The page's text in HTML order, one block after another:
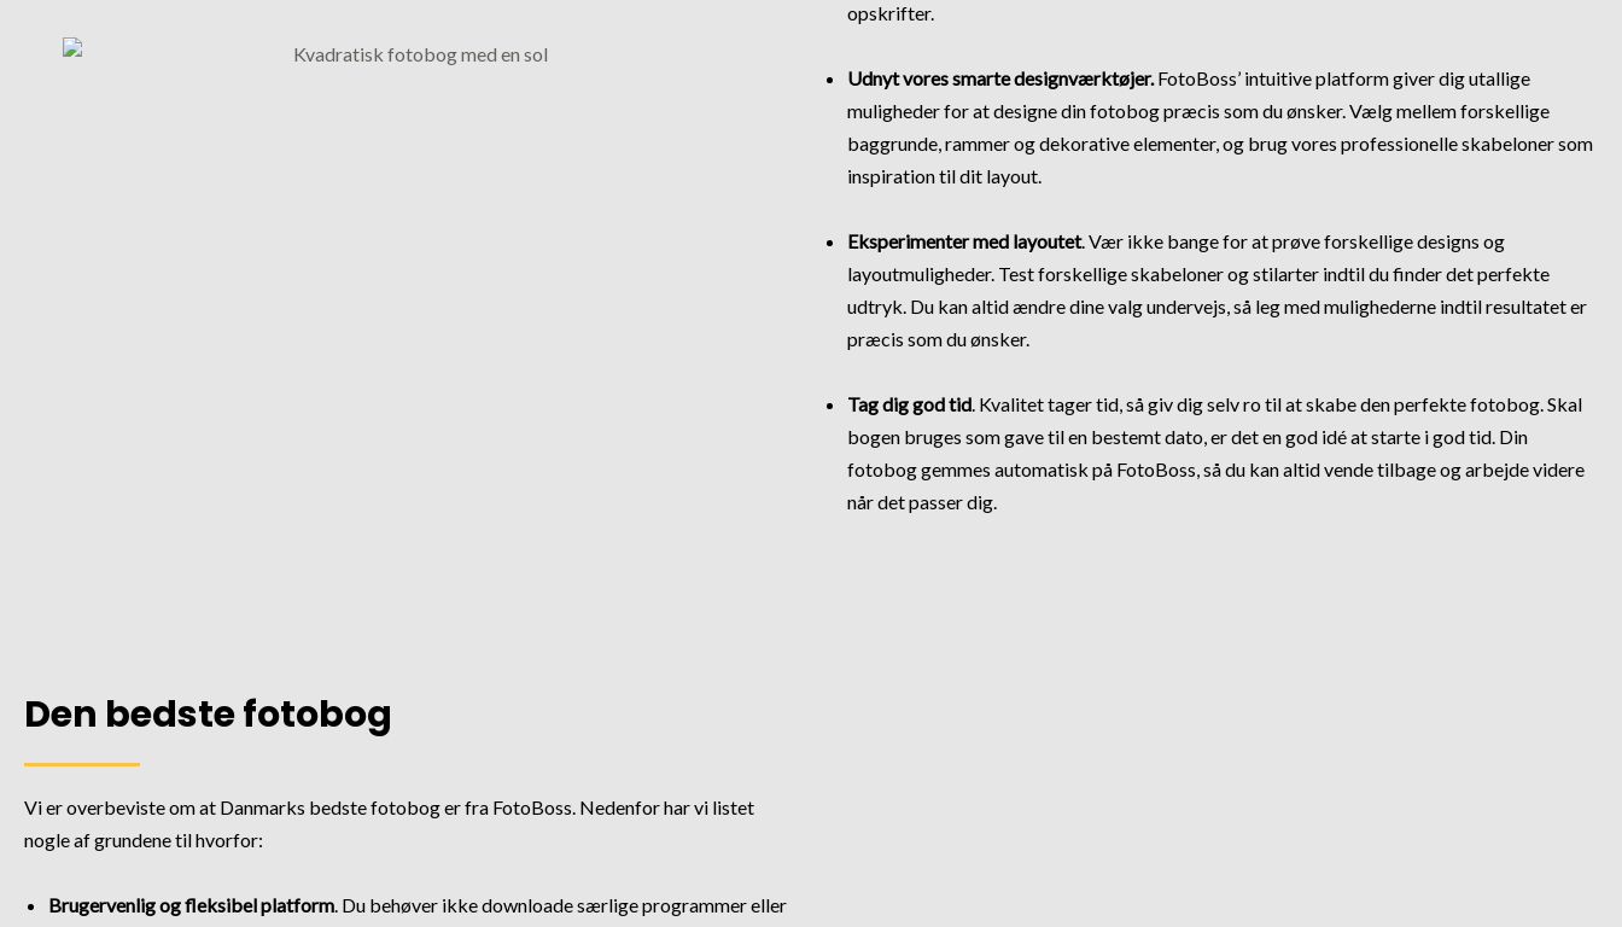
opskrifter.
Udnyt vores smarte designværktøjer.FotoBoss’ intuitive platform giver dig utallige
muligheder for at designe din fotobog præcis som du ønsker. Vælg mellem forskellige
baggrunde, rammer og dekorative elementer, og brug vores professionelle skabeloner som
inspiration til dit layout.
Eksperimenter med layoutet. Vær ikke bange for at prøve forskellige designs og
layoutmuligheder. Test forskellige skabeloner og stilarter indtil du finder det perfekte
udtryk. Du kan altid ændre dine valg undervejs, så leg med mulighederne indtil resultatet er
præcis som du ønsker.
Tag dig god tid. Kvalitet tager tid, så giv dig selv ro til at skabe den perfekte fotobog. Skal
bogen bruges som gave til en bestemt dato, er det en god idé at starte i god tid. Din
fotobog gemmes automatisk på FotoBoss, så du kan altid vende tilbage og arbejde videre
når det passer dig.
Den bedste fotobog
Vi er overbeviste om at Danmarks bedste fotobog er fra FotoBoss. Nedenfor har vi listet
nogle af grundene til hvorfor:
Brugervenlig og fleksibel platform. Du behøver ikke downloade særlige programmer eller